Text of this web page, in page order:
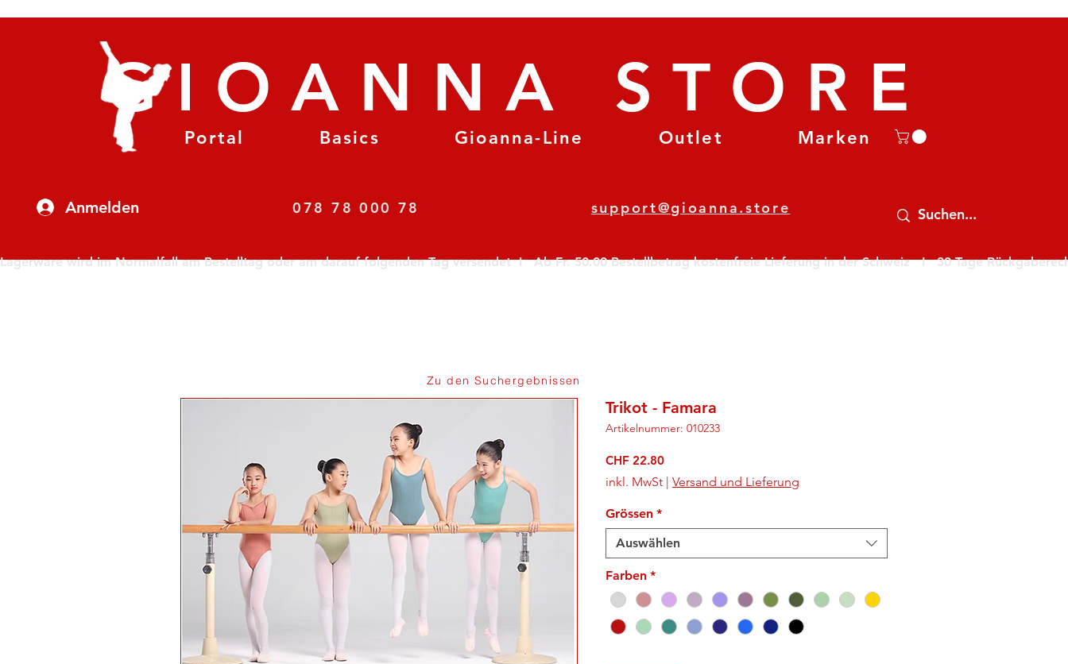
Anmelden
Portal Basics Gioanna-Line Outlet Marken
GIOANNA STORE
078 78 000 78 support@gioanna.store
Lagerware wird im Normalfall am Bestelltag oder am darauf folgenden Tag versendet  I   Ab Fr. 50.00 Bestellbetrag kostenfreie Lieferung in der Schweiz   I   30 Tage
Trikot - Famara
Artikelnummer: 010233
CHF 22.80Preis
inkl. MwSt | Versand und Lieferung
Grössen *
Auswählen
Farben *
Zu den Suchergebnissen